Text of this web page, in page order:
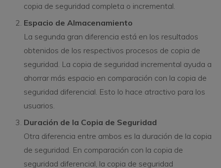
copia de seguridad completa o incremental.
Espacio de Almacenamiento
La segunda gran diferencia está en los resultados
obtenidos de los respectivos procesos de copia de
seguridad. La copia de seguridad incremental ayuda a
ahorrar más espacio en comparación con la copia de
seguridad diferencial. Esto lo hace atractivo para los
usuarios.
Duración de la Copia de Seguridad
Otra diferencia entre ambos es la duración de la copia
de seguridad. En comparación con la copia de
seguridad diferencial, la copia de seguridad